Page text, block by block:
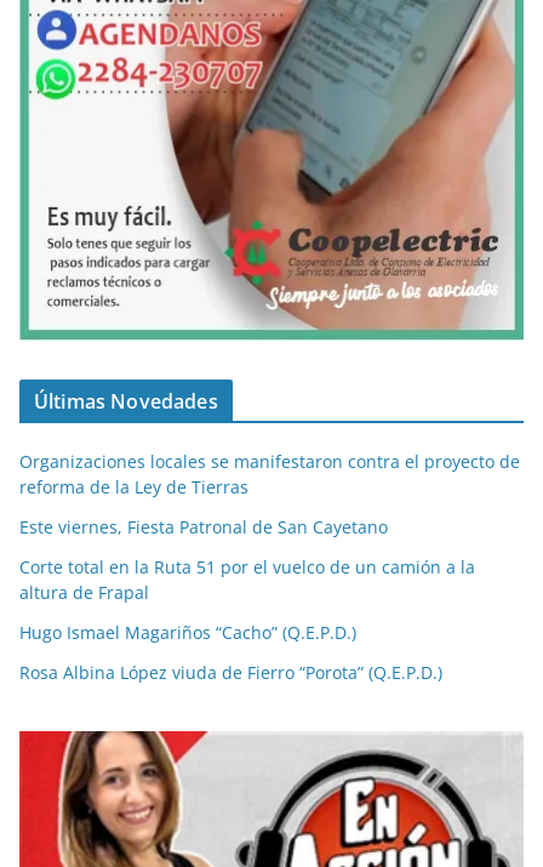
Últimas Novedades
Organizaciones locales se manifestaron contra el proyecto de
reforma de la Ley de Tierras
Este viernes, Fiesta Patronal de San Cayetano
Corte total en la Ruta 51 por el vuelco de un camión a la
altura de Frapal
Hugo Ismael Magariños “Cacho” (Q.E.P.D.)
Rosa Albina López viuda de Fierro “Porota” (Q.E.P.D.)